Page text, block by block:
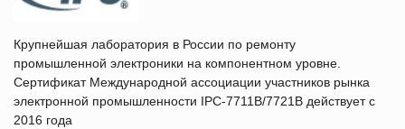
Крупнейшая лаборатория в России по ремонту
промышленной электроники на компонентном уровне.
Сертификат Международной ассоциации участников рынка
электронной промышленности IPC-7711B/7721B действует с
2016 года